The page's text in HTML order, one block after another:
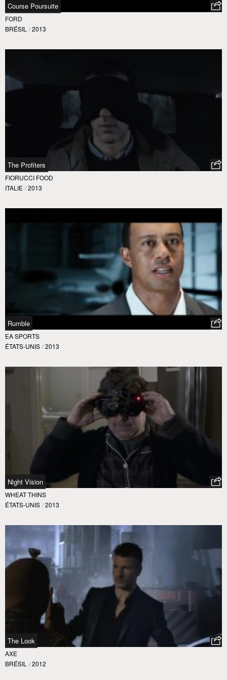
Course Poursuite
FORD
BRÉSIL / 2013
The Profiters
FIORUCCI FOOD
ITALIE / 2013
Rumble
EA SPORTS
ÉTATS-UNIS / 2013
Night Vision
WHEAT THINS
ÉTATS-UNIS / 2013
The Look
AXE
BRÉSIL / 2012